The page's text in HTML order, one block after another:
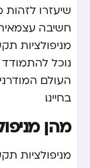
שיעזרו לזהות
חשיבה
מניפולציות
נוכל
העולם
בחיינו.
מהן
מניפולציות